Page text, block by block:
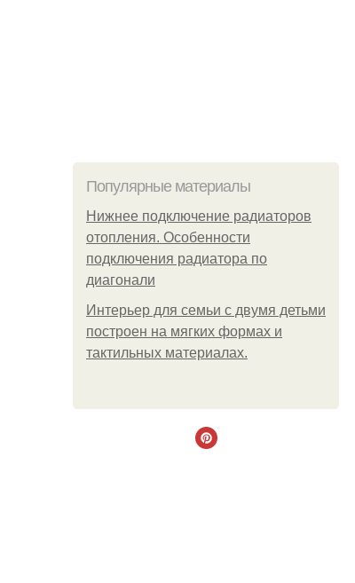
Популярные материалы
Нижнее подключение радиаторов
отопления. Особенности
подключения радиатора по
диагонали
Интерьер для семьи с двумя детьми
построен на мягких формах и
тактильных материалах.